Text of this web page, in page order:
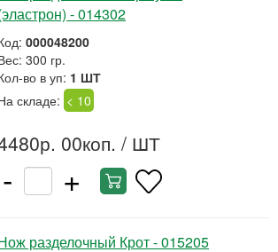
- 014302
000048200
300 гр.
во в уп: 1 ШТ
складе: < 10
00коп. / ШТ
- +
разделочный Крот - 015205